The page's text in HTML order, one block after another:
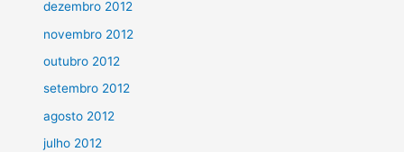
dezembro 2012
novembro 2012
outubro 2012
setembro 2012
agosto 2012
julho 2012